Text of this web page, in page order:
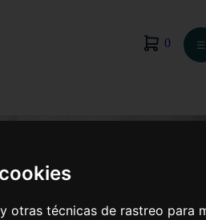
otras técnicas de rastreo para
0 ☰